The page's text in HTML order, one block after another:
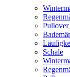
Pullover
Schale